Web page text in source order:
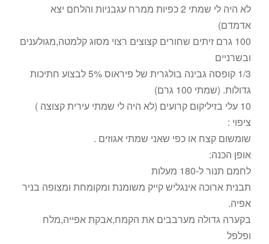
לא היה לי שמתי 2 כפיות ממרח עגבניות והלחם יצא
אדמדם)
100 גרם זיתים שחורים קצוצים רצוי מסוג קלמטה,מגולענים
ובשרניים
1/3 קופסה גבינה בולגרית של פיראוס 5% לבצוע חתיכות
גדולות. (שמתי 100 גרם)
10 עלי בזיליקום קרועים (לא היה לי שמתי עירית קצוצה )
ציפוי :
שומשום קצח או כפי שאני שמתי אגוזים .
אופן הכנה:
לחמם תנור ל-180 מעלות
תבנית ארוכה אינגליש קייק משומנת ומקומחת ומצופה בניר
אפיה.
בקערה גדולה מערבבים את הקמח,אבקת אפייה,מלח
ופלפל